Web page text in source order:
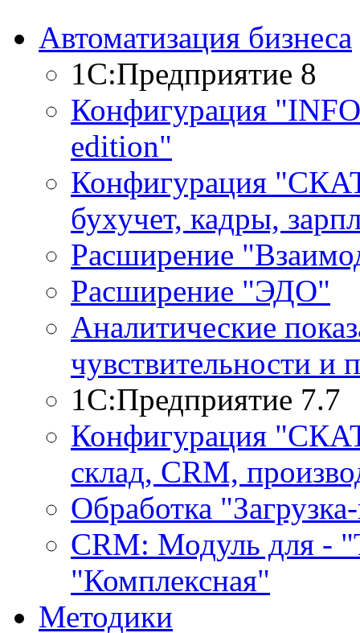
Автоматизация бизнеса
1С:Предприятие 8
Конфигурация
edition"
Конфигурация
бухучет, кадры,
Расширение
Расширение "ЭДО"
Аналитические
чувствительности и
1С:Предприятие 7.7
Конфигурация
склад, CRM,
Обработка
CRM: Модуль для -
"Комплексная"
Методики